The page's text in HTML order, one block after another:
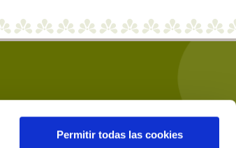
Permitir todas las cookies
Términos Y Condiciones